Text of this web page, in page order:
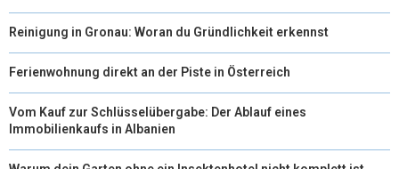
Reinigung in Gronau: Woran du Gründlichkeit erkennst
Ferienwohnung direkt an der Piste in Österreich
Vom Kauf zur Schlüsselübergabe: Der Ablauf eines
Immobilienkaufs in Albanien